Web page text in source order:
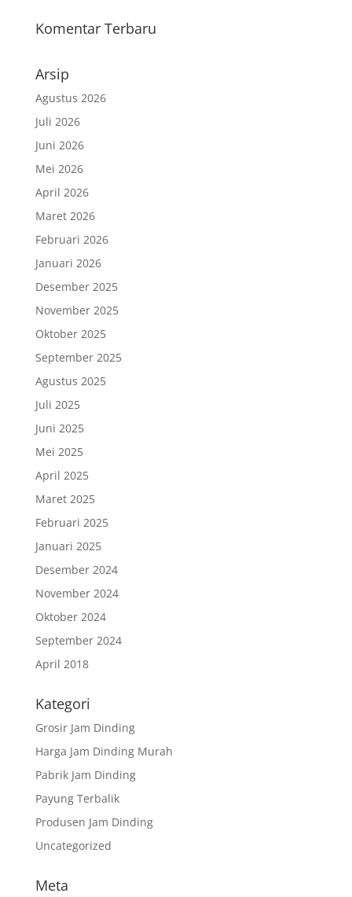
Komentar Terbaru
Arsip
Agustus 2026
Juli 2026
Juni 2026
Mei 2026
April 2026
Maret 2026
Februari 2026
Januari 2026
Desember 2025
November 2025
Oktober 2025
September 2025
Agustus 2025
Juli 2025
Juni 2025
Mei 2025
April 2025
Maret 2025
Februari 2025
Januari 2025
Desember 2024
November 2024
Oktober 2024
September 2024
April 2018
Kategori
Grosir Jam Dinding
Harga Jam Dinding Murah
Pabrik Jam Dinding
Payung Terbalik
Produsen Jam Dinding
Uncategorized
Meta